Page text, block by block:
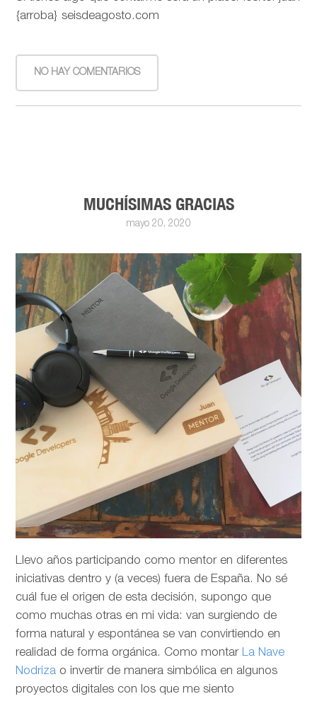
{arroba} seisdeagosto.com
NO HAY COMENTARIOS
MUCHÍSIMAS GRACIAS
mayo 20, 2020
Llevo años participando como mentor en diferentes
iniciativas dentro y (a veces) fuera de España. No sé
cuál fue el origen de esta decisión, supongo que
como muchas otras en mi vida: van surgiendo de
forma natural y espontánea se van convirtiendo en
realidad de forma orgánica. Como montar La Nave
Nodriza o invertir de manera simbólica en algunos
proyectos digitales con los que me siento